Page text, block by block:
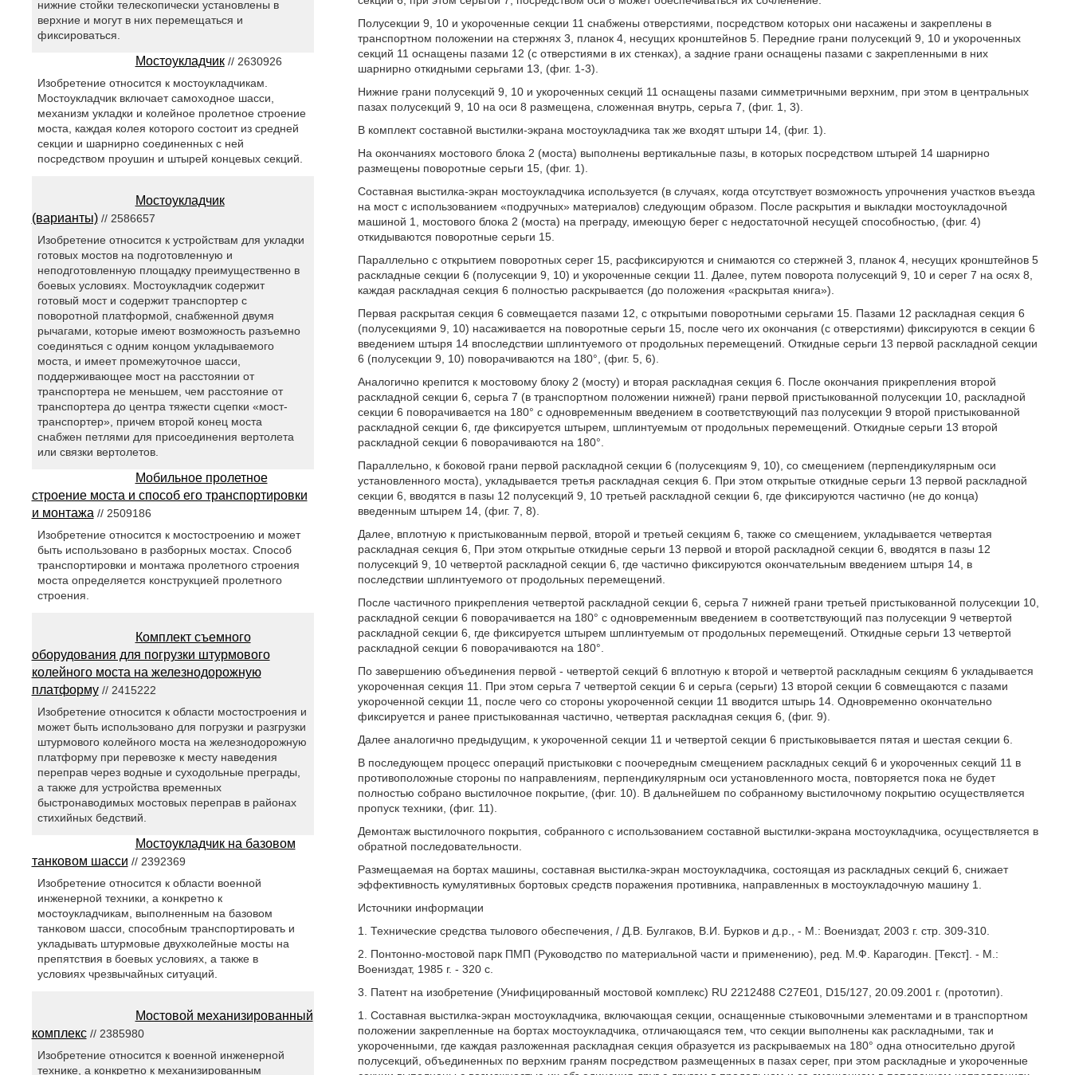
Полусекции 9, 10 и укороченные секции 11 снабжены отверстиями, посредством которых они насажены и закреплены в
транспортном положении на стержнях 3, планок 4, несущих кронштейнов 5. Передние грани полусекций 9, 10 и укороченных
секций 11 оснащены пазами 12 (с отверстиями в их стенках), а задние грани оснащены пазами с закрепленными в них
шарнирно откидными серьгами 13, (фиг. 1-3).
Нижние грани полусекций 9, 10 и укороченных секций 11 оснащены пазами симметричными верхним, при этом в центральных
пазах полусекций 9, 10 на оси 8 размещена, сложенная внутрь, серьга 7, (фиг. 1, 3).
В комплект составной выстилки-экрана мостоукладчика так же входят штыри 14, (фиг. 1).
На окончаниях мостового блока 2 (моста) выполнены вертикальные пазы, в которых посредством штырей 14 шарнирно
размещены поворотные серьги 15, (фиг. 1).
Составная выстилка-экран мостоукладчика используется (в случаях, когда отсутствует возможность упрочнения участков въезда
на мост с использованием «подручных» материалов) следующим образом. После раскрытия и выкладки мостоукладочной
машиной 1, мостового блока 2 (моста) на преграду, имеющую берег с недостаточной несущей способностью, (фиг. 4)
откидываются поворотные серьги 15.
Параллельно с открытием поворотных серег 15, расфиксируются и снимаются со стержней 3, планок 4, несущих кронштейнов 5
раскладные секции 6 (полусекции 9, 10) и укороченные секции 11. Далее, путем поворота полусекций 9, 10 и серег 7 на осях 8,
каждая раскладная секция 6 полностью раскрывается (до положения «раскрытая книга»).
Первая раскрытая секция 6 совмещается пазами 12, с открытыми поворотными серьгами 15. Пазами 12 раскладная секция 6
(полусекциями 9, 10) насаживается на поворотные серьги 15, после чего их окончания (с отверстиями) фиксируются в секции 6
введением штыря 14 впоследствии шплинтуемого от продольных перемещений. Откидные серьги 13 первой раскладной секции
6 (полусекции 9, 10) поворачиваются на 180°, (фиг. 5, 6).
Аналогично крепится к мостовому блоку 2 (мосту) и вторая раскладная секция 6. После окончания прикрепления второй
раскладной секции 6, серьга 7 (в транспортном положении нижней) грани первой пристыкованной полусекции 10, раскладной
секции 6 поворачивается на 180° с одновременным введением в соответствующий паз полусекции 9 второй пристыкованной
раскладной секции 6, где фиксируется штырем, шплинтуемым от продольных перемещений. Откидные серьги 13 второй
раскладной секции 6 поворачиваются на 180°.
Параллельно, к боковой грани первой раскладной секции 6 (полусекциям 9, 10), со смещением (перпендикулярным оси
установленного моста), укладывается третья раскладная секция 6. При этом открытые откидные серьги 13 первой раскладной
секции 6, вводятся в пазы 12 полусекций 9, 10 третьей раскладной секции 6, где фиксируются частично (не до конца)
введенным штырем 14, (фиг. 7, 8).
Далее, вплотную к пристыкованным первой, второй и третьей секциям 6, также со смещением, укладывается четвертая
раскладная секция 6, При этом открытые откидные серьги 13 первой и второй раскладной секции 6, вводятся в пазы 12
полусекций 9, 10 четвертой раскладной секции 6, где частично фиксируются окончательным введением штыря 14, в
последствии шплинтуемого от продольных перемещений.
После частичного прикрепления четвертой раскладной секции 6, серьга 7 нижней грани третьей пристыкованной полусекции 10,
раскладной секции 6 поворачивается на 180° с одновременным введением в соответствующий паз полусекции 9 четвертой
раскладной секции 6, где фиксируется штырем шплинтуемым от продольных перемещений. Откидные серьги 13 четвертой
раскладной секции 6 поворачиваются на 180°.
По завершению объединения первой - четвертой секций 6 вплотную к второй и четвертой раскладным секциям 6 укладывается
укороченная секция 11. При этом серьга 7 четвертой секции 6 и серьга (серьги) 13 второй секции 6 совмещаются с пазами
укороченной секции 11, после чего со стороны укороченной секции 11 вводится штырь 14. Одновременно окончательно
фиксируется и ранее пристыкованная частично, четвертая раскладная секция 6, (фиг. 9).
Далее аналогично предыдущим, к укороченной секции 11 и четвертой секции 6 пристыковывается пятая и шестая секции 6.
В последующем процесс операций пристыковки с поочередным смещением раскладных секций 6 и укороченных секций 11 в
противоположные стороны по направлениям, перпендикулярным оси установленного моста, повторяется пока не будет
полностью собрано выстилочное покрытие, (фиг. 10). В дальнейшем по собранному выстилочному покрытию осуществляется
пропуск техники, (фиг. 11).
Демонтаж выстилочного покрытия, собранного с использованием составной выстилки-экрана мостоукладчика, осуществляется в
обратной последовательности.
Размещаемая на бортах машины, составная выстилка-экран мостоукладчика, состоящая из раскладных секций 6, снижает
эффективность кумулятивных бортовых средств поражения противника, направленных в мостоукладочную машину 1.
Источники информации
1. Технические средства тылового обеспечения, / Д.В. Булгаков, В.И. Бурков и д.р., - М.: Воениздат, 2003 г. стр. 309-310.
2. Понтонно-мостовой парк ПМП (Руководство по материальной части и применению), ред. М.Ф. Карагодин. [Текст]. - М.:
Воениздат, 1985 г. - 320 с.
3. Патент на изобретение (Унифицированный мостовой комплекс) RU 2212488 C27E01, D15/127, 20.09.2001 г. (прототип).
1. Составная выстилка-экран мостоукладчика, включающая секции, оснащенные стыковочными элементами и в транспортном
положении закрепленные на бортах мостоукладчика, отличающаяся тем, что секции выполнены как раскладными, так и
укороченными, где каждая разложенная раскладная секция образуется из раскрываемых на 180° одна относительно другой
полусекций, объединенных по верхним граням посредством размещенных в пазах серег, при этом раскладные и укороченные
нижние стойки телескопически установлены в
верхние и могут в них перемещаться и
фиксироваться.
Мостоукладчик// 2630926
Изобретение относится к мостоукладчикам.
Мостоукладчик включает самоходное шасси,
механизм укладки и колейное пролетное строение
моста, каждая колея которого состоит из средней
секции и шарнирно соединенных с ней
посредством проушин и штырей концевых секций.
Мостоукладчик
(варианты)// 2586657
Изобретение относится к устройствам для укладки
готовых мостов на подготовленную и
неподготовленную площадку преимущественно в
боевых условиях. Мостоукладчик содержит
готовый мост и содержит транспортер с
поворотной платформой, снабженной двумя
рычагами, которые имеют возможность разъемно
соединяться с одним концом укладываемого
моста, и имеет промежуточное шасси,
поддерживающее мост на расстоянии от
транспортера не меньшем, чем расстояние от
транспортера до центра тяжести сцепки «мост-
транспортер», причем второй конец моста
снабжен петлями для присоединения вертолета
или связки вертолетов.
Мобильное пролетное
строение моста и способ его транспортировки
и монтажа // 2509186
Изобретение относится к мостостроению и может
быть использовано в разборных мостах. Способ
транспортировки и монтажа пролетного строения
моста определяется конструкцией пролетного
строения.
Комплект съемного
оборудования для погрузки штурмового
колейного моста на железнодорожную
платформу// 2415222
Изобретение относится к области мостостроения и
может быть использовано для погрузки и разгрузки
штурмового колейного моста на железнодорожную
платформу при перевозке к месту наведения
переправ через водные и суходольные преграды,
а также для устройства временных
быстронаводимых мостовых переправ в районах
стихийных бедствий.
Мостоукладчик на базовом
танковом шасси // 2392369
Изобретение относится к области военной
инженерной техники, а конкретно к
мостоукладчикам, выполненным на базовом
танковом шасси, способным транспортировать и
укладывать штурмовые двухколейные мосты на
препятствия в боевых условиях, а также в
условиях чрезвычайных ситуаций.
Мостовой механизированный
комплекс// 2385980
Изобретение относится к военной инженерной
технике, а конкретно к механизированным